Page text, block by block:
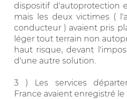
dispositif d'autoprotection
mais les deux victimes (
conducteur ) avaient pris
léger tout terrain non
haut risque, devant
d'une autre solution.
3 ) Les services
France avaient enregistré